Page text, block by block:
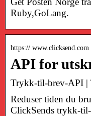
Ruby,GoLang.
https:// www.clicksend.com
API for
Trykk-til-brev-API |
Reduser tiden du
ClickSends trykk-